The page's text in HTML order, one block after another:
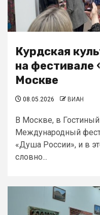
Курдская
на фестивале
Москве
08.05.2026 ВИАН
В Москве, в
Международный
«Душа России», и в
словно...